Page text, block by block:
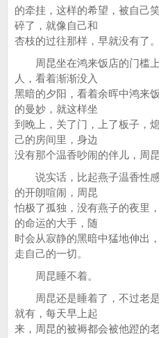
的牵挂，这样的希望，被自己
碎了，就像自己和
杏枝的过往那样，早就没有了。
周昆坐在鸿来饭店的门槛上
人，看着渐渐没入
黑暗的夕阳，看着余晖中鸿来
的曼妙，就这样坐
到晚上，关了门，上了板子，
己的房间里，身边
没有那个温香吵闹的伴儿，周
说实话，比起燕子温香性感
的开朗喧闹，周昆
怕极了孤独，没有燕子的夜里
的命运的大手，随
时会从寂静的黑暗中猛地伸出
走自己的一切。
周昆睡不着。
周昆还是睡着了，不过老是
就有，每天早上起
来，周昆的被褥都会被他蹬的